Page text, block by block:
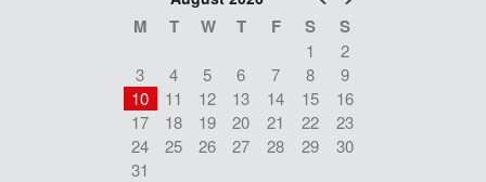
M T W T F S S
1
2
3
4 5 6 7 8
9
10
11 12 13 14 15
16
17
18 19 20 21 22
23
24
25 26 27 28 29
30
31